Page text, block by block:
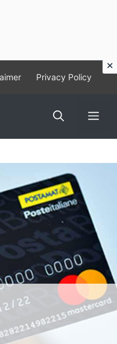
Privacy Policy